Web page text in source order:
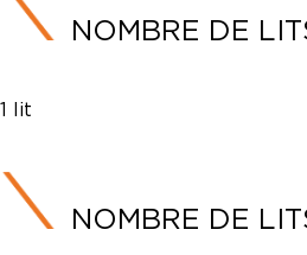
NOMBRE DE
1 lit
NOMBRE DE